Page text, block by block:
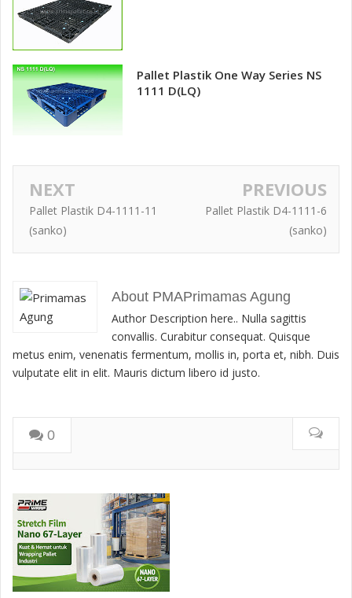
Pallet Plastik One Way Series NS
1111 D(LQ)
NEXT
Pallet Plastik D4-1111-11
(sanko)
PREVIOUS
Pallet Plastik D4-1111-6
(sanko)
About PMAPrimamas Agung
Author Description here.. Nulla sagittis
convallis. Curabitur consequat. Quisque
metus enim, venenatis fermentum, mollis in, porta et, nibh. Duis
vulputate elit in elit. Mauris dictum libero id justo.
0